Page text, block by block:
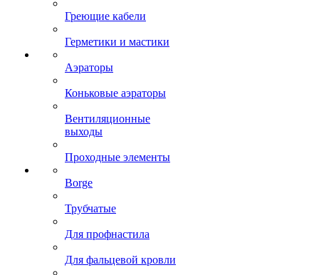
Греющие кабели
Герметики и мастики
Аэраторы
Коньковые аэраторы
Вентиляционные
выходы
Проходные элементы
Borge
Трубчатые
Для профнастила
Для фальцевой кровли